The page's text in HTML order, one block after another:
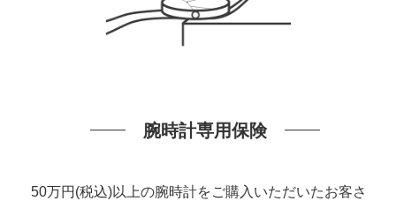
腕時計専用保険
50万円(税込)以上の腕時計をご購入いただいたお客さ